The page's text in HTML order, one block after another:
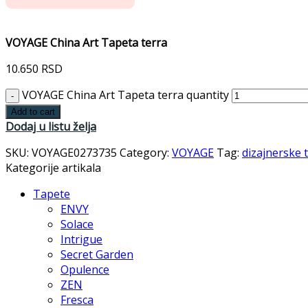
VOYAGE China Art Tapeta terra
10.650 RSD
VOYAGE China Art Tapeta terra quantity
Add to cart
Dodaj u listu želja
SKU: VOYAGE0273735 Category: VOYAGE Tag: dizajnerske
Kategorije artikala
Tapete
ENVY
Solace
Intrigue
Secret Garden
Opulence
ZEN
Fresca